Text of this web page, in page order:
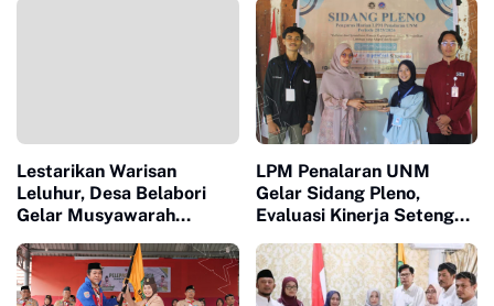
Lestarikan Warisan
Leluhur, Desa Belabori
Gelar Musyawarah
Badik
LPM Penalaran UNM
Gelar Sidang Pleno,
Evaluasi Kinerja Setengah